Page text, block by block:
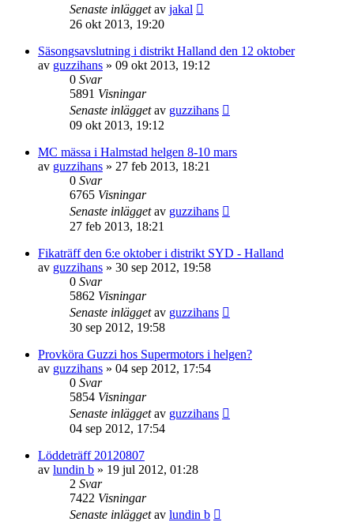
Senaste inläggetav jakal
26 okt 2013, 19:20
Säsongsavslutning i distrikt Halland den 12 oktober
av guzzihans » 09 okt 2013, 19:12
0 Svar
5891 Visningar
Senaste inläggetav guzzihans
09 okt 2013, 19:12
MC mässa i Halmstad helgen 8-10 mars
av guzzihans » 27 feb 2013, 18:21
0 Svar
6765 Visningar
Senaste inläggetav guzzihans
27 feb 2013, 18:21
Fikaträff den 6:e oktober i distrikt SYD - Halland
av guzzihans » 30 sep 2012, 19:58
0 Svar
5862 Visningar
Senaste inläggetav guzzihans
30 sep 2012, 19:58
Provköra Guzzi hos Supermotors i helgen?
av guzzihans » 04 sep 2012, 17:54
0 Svar
5854 Visningar
Senaste inläggetav guzzihans
04 sep 2012, 17:54
Löddeträff 20120807
av lundin b » 19 jul 2012, 01:28
2 Svar
7422 Visningar
Senaste inläggetav lundin b